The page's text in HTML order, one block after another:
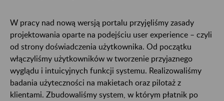
W pracy nad nową wersją portalu przyjęliśmy zasady
projektowania oparte na podejściu user experience – czyli
od strony doświadczenia użytkownika. Od początku
włączyliśmy użytkowników w tworzenie przyjaznego
wyglądu i intuicyjnych funkcji systemu. Realizowaliśmy
badania użyteczności na makietach oraz pilotaż z
klientami. Zbudowaliśmy system, w którym płatnik po